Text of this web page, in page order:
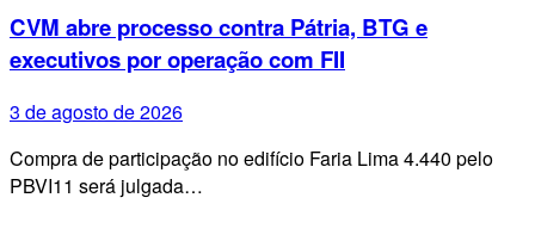
CVM abre processo contra Pátria, BTG e
executivos por operação com FII
3 de agosto de 2026
Compra de participação no edifício Faria Lima 4.440 pelo
PBVI11 será julgada…